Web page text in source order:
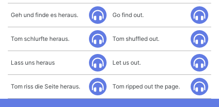
Geh und finde es heraus. Go find out.
Tom schlurfte heraus. Tom shuffled out.
Lass uns heraus Let us out.
Tom riss die Seite heraus. Tom ripped out the page.